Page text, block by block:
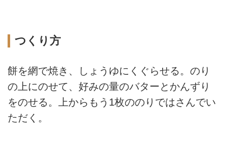
つくり方
餅を網で焼き、しょうゆにくぐらせる。のり
の上にのせて、好みの量のバターとかんずり
をのせる。上からもう1枚ののりではさんでい
ただく。